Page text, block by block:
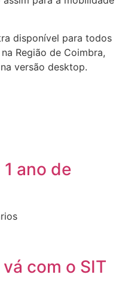
disponível para todos
Região de Coimbra,
versão desktop.
ano de
com o SIT